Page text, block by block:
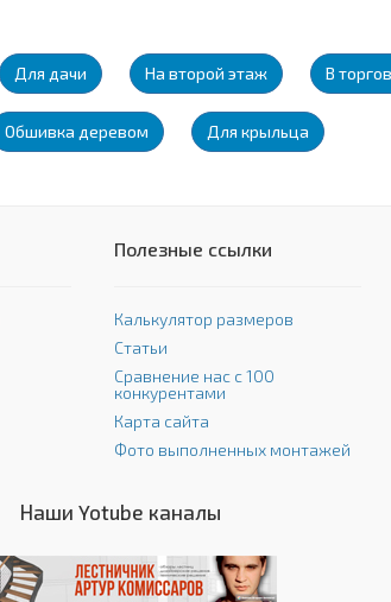
Для дачи На второй этаж В
Обшивка деревом Для крыльца
Полезные ссылки
Калькулятор размеров
Статьи
Сравнение нас с 100
конкурентами
Карта сайта
Фото выполненных монтажей
Наши Yotube каналы